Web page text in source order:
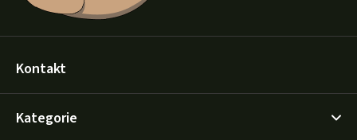
Kontakt
Kategorie